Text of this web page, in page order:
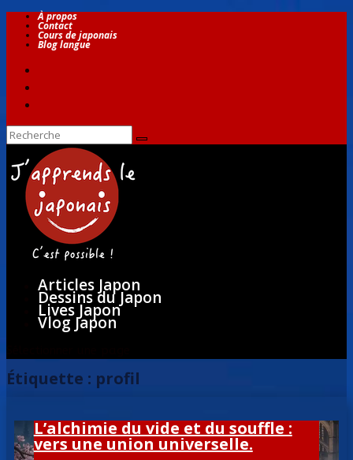
À propos
Contact
Cours de japonais
Blog langue
Articles Japon
Dessins du Japon
Lives Japon
Vlog Japon
Étiquette : profil
L’alchimie du vide et du souffle :
vers une union universelle.